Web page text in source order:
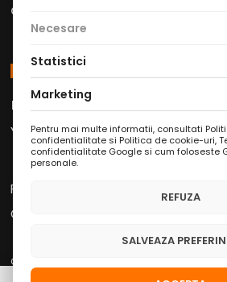
Contact
Social Media
Facebook Instagram
Youtube/WhatsApp/LinkedIn
Politica de Confidențialitate
Condiții Service Auto
Copyright © 2026 Drive in Autoservice
Necesare
Statistici
Marketing
Pentru mai multe informatii, consultati
confidentialitate si Politica de cookie-uri,
confidentialitate Google si cum foloseste
personale.
REFUZA
SALVEAZA